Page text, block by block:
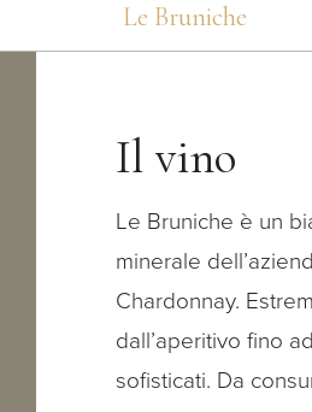
Le Bruniche
Il vino
Le Bruniche è un
minerale
Chardonnay.
dall’aperitivo fino
sofisticati. Da